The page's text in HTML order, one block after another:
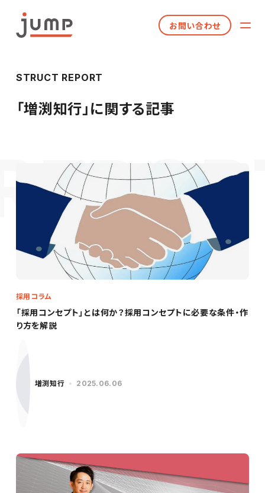
お問い合わせ
STRUCT REPORT
「増渕知行」に関する記事
「採用コンセプト」とは何か？採用コンセプトに必要な条件・作
り方を解説
採用コラム
増渕知行 2025.06.06